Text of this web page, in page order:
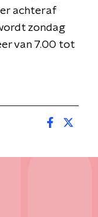
achteraf
zondag
van 7.00 tot